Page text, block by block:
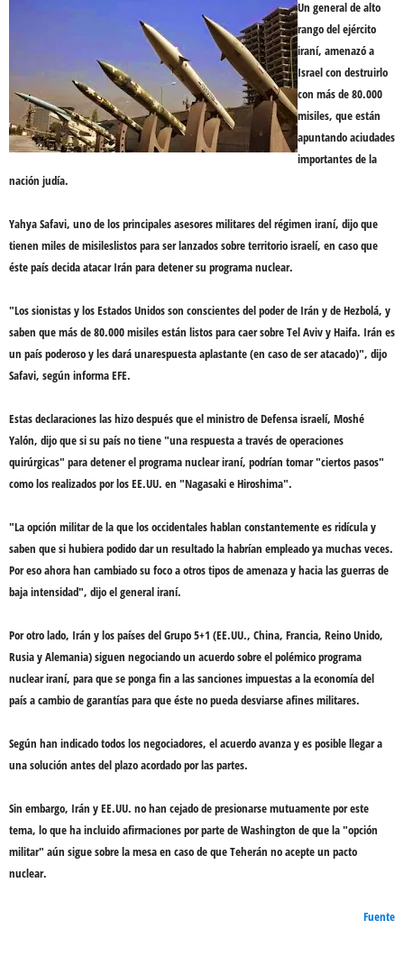
Un generalde alto
rango del ejército
iraní, amenazó a
Israelcon destruirlo
con más de80.000
misiles, que están
apuntando aciudades
importantesde la
nación judía.
Yahya Safavi, uno de los principales asesores militares del régimen iraní, dijo que
tienen miles de misileslistos para serlanzados sobre territorio israelí, en caso que
éste país decida atacar Irán para detener su programa nuclear.
"Los sionistas y los Estados Unidos son conscientes delpoder de Irán y deHezbolá, y
saben quemás de 80.000 misilesestán listos para caer sobreTel AvivyHaifa. Irán es
un país poderoso y les dará unarespuesta aplastante(en caso de ser atacado)", dijo
Safavi, según informa EFE.
Estas declaraciones las hizo después que el ministro de Defensa israelí, Moshé
Yalón, dijo que si su país no tiene "una respuesta a través de operaciones
quirúrgicas" para detener elprograma nuclear iraní, podrían tomar "ciertos pasos"
como los realizados por los EE.UU. en "Nagasaki e Hiroshima".
"Laopción militarde la que los occidentales hablan constantemente es ridícula y
saben que si hubiera podido dar un resultado la habrían empleado ya muchas veces.
Por eso ahora han cambiado su foco a otros tipos de amenaza y hacia las guerras de
baja intensidad", dijo el general iraní.
Por otro lado, Irán y los países del Grupo 5+1 (EE.UU., China, Francia, Reino Unido,
Rusia y Alemania) siguen negociando un acuerdo sobre el polémicoprograma
nuclear iraní, para que se ponga fin a las sanciones impuestas a la economía del
paísa cambio de garantíaspara que éste no pueda desviarse afines militares.
Según han indicado todos los negociadores, el acuerdo avanzay es posible llegar a
una solución antes del plazo acordado por las partes.
Sin embargo, Irán y EE.UU. no han cejado de presionarse mutuamente por este
tema, lo que ha incluido afirmaciones por parte de Washington de que la "opción
militar" aún sigue sobre la mesa en caso de que Teherán no acepte un pacto
nuclear.
Fuente